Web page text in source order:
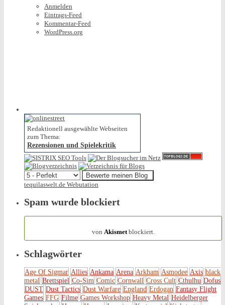
Anmelden
Eintrags-Feed
Kommentar-Feed
WordPress.org
Redaktionell ausgewählte Webseiten
zum Thema:
Rezensionen und Spielekritik
tequilaswelt.de Webutation
Spam wurde blockiert
von Akismetblockiert.
Schlagwörter
Age Of Sigmar Allies Ankama Arena Arkham Asmodee Axis black
metal Brettspiel Co-Sim Comic Cornwall Cross Cult Cthulhu Dofus
DUST Dust Tactics Dust Warfare England Erdogan Fantasy Flight
Games FFG Filme Games Workshop Heavy Metal Heidelberger